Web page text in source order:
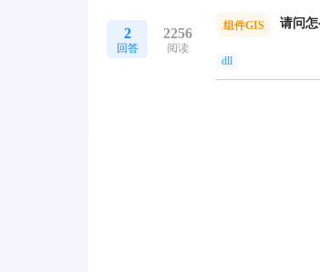
2
回答
2256
阅读
组件GIS 请问
dll